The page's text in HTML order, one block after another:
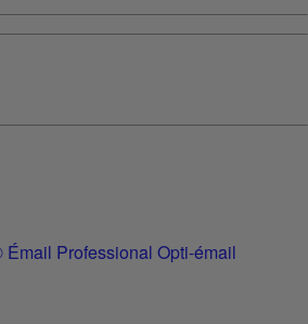
Professional Opti-émail